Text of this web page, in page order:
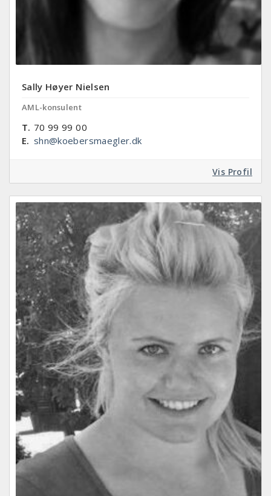
Sally Høyer Nielsen
AML-konsulent
T. 70 99 99 00
E. shn@koebersmaegler.dk
Vis Profil